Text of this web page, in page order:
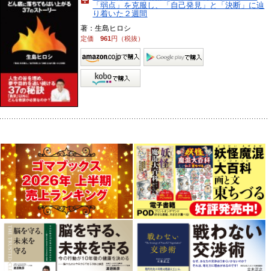
「弱点」を克服し、「自己発見」と「決断」に辿
り着いた２週間
著：生島ヒロシ
定価961円（税抜）